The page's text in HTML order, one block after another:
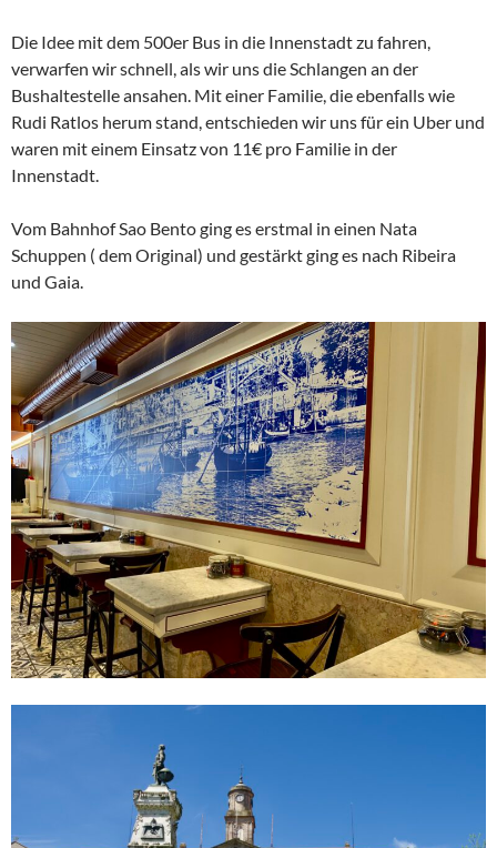
Die Idee mit dem 500er Bus in die Innenstadt zu fahren,
verwarfen wir schnell, als wir uns die Schlangen an der
Bushaltestelle ansahen. Mit einer Familie, die ebenfalls wie
Rudi Ratlos herum stand, entschieden wir uns für ein Uber und
waren mit einem Einsatz von 11€ pro Familie in der
Innenstadt.
Vom Bahnhof Sao Bento ging es erstmal in einen Nata
Schuppen ( dem Original) und gestärkt ging es nach Ribeira
und Gaia.